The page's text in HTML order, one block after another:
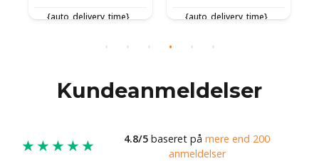
{auto_delivery_time} {auto_delivery_time}
Kundeanmeldelser
★★★★★ 4.8/5 baseret på mere end 200
anmeldelser